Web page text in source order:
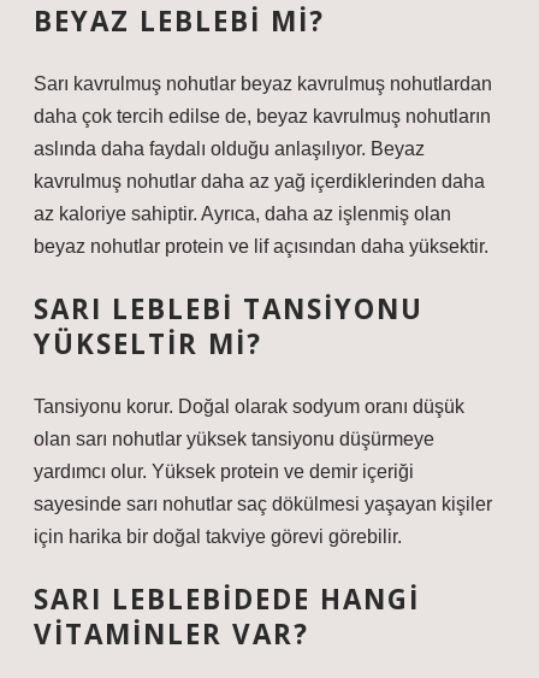
BEYAZ LEBLEBI MI?
Sarı kavrulmuş nohutlar beyaz kavrulmuş nohutlardan
daha çok tercih edilse de, beyaz kavrulmuş nohutların
aslında daha faydalı olduğu anlaşılıyor. Beyaz
kavrulmuş nohutlar daha az yağ içerdiklerinden daha
az kaloriye sahiptir. Ayrıca, daha az işlenmiş olan
beyaz nohutlar protein ve lif açısından daha yüksektir.
SARI LEBLEBI TANSIYONU
YÜKSELTIR MI?
Tansiyonu korur. Doğal olarak sodyum oranı düşük
olan sarı nohutlar yüksek tansiyonu düşürmeye
yardımcı olur. Yüksek protein ve demir içeriği
sayesinde sarı nohutlar saç dökülmesi yaşayan kişiler
için harika bir doğal takviye görevi görebilir.
SARI LEBLEBIDEDE HANGI
VITAMINLER VAR?